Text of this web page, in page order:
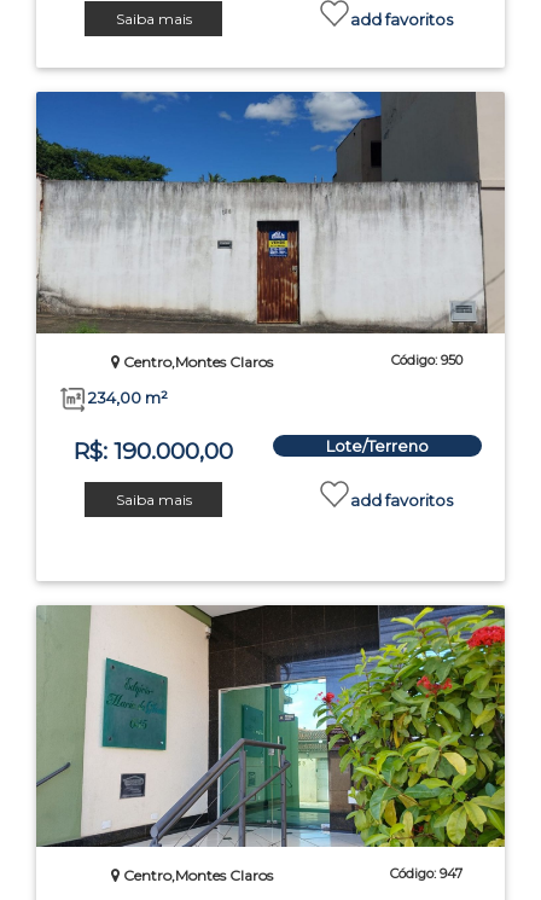
Saiba mais add favoritos
Centro,Montes Claros Código: 950
234,00 m²
R$: 190.000,00 Lote/Terreno
Saiba mais add favoritos
Centro,Montes Claros Código: 947